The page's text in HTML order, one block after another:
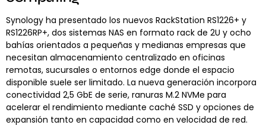
Synology ha presentado los nuevos RackStation RS1226+ y
RS1226RP+, dos sistemas NAS en formato rack de 2U y ocho
bahías orientados a pequeñas y medianas empresas que
necesitan almacenamiento centralizado en oficinas
remotas, sucursales o entornos edge donde el espacio
disponible suele ser limitado. La nueva generación incorpora
conectividad 2,5 GbE de serie, ranuras M.2 NVMe para
acelerar el rendimiento mediante caché SSD y opciones de
expansión tanto en capacidad como en velocidad de red.